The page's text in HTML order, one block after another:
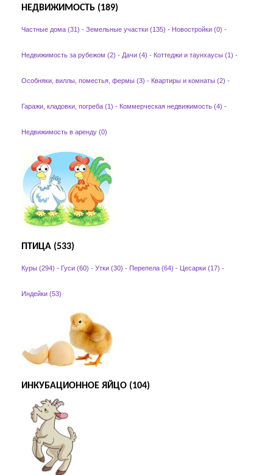
НЕДВИЖИМОСТЬ (189)
Частные дома (31) - Земельные участки (135) - Новостройки (0) -
Недвижимость за рубежом (2) - Дачи (4) - Коттеджи и таунхаусы (1) -
Особняки, виллы, поместья, фермы (3) - Квартиры и комнаты (2) -
Гаражи, кладовки, погреба (1) - Коммерческая недвижимость (4) -
Недвижимость в аренду (0)
ПТИЦА (533)
Куры (294) - Гуси (60) - Утки (30) - Перепела (64) - Цесарки (17) -
Индейки (53)
ИНКУБАЦИОННОЕ ЯЙЦО (104)